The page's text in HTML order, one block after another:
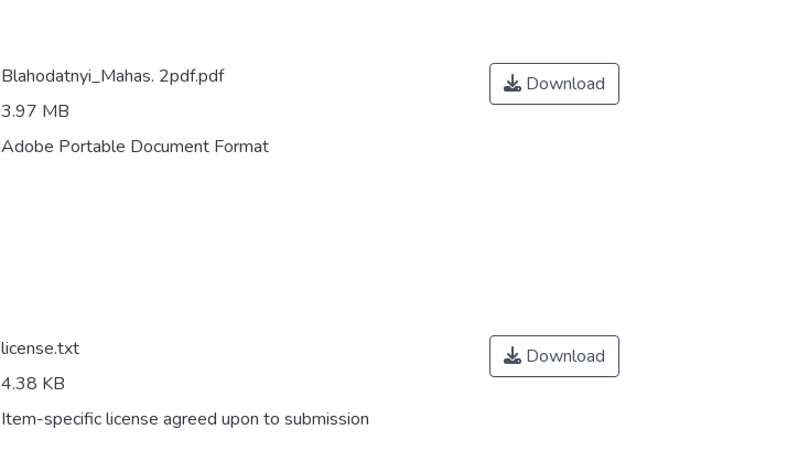
Blahodatnyi_Mahas. 2pdf.pdf
3.97 MB
Adobe Portable Document Format
Download
license.txt
4.38 KB
Item-specific license agreed upon to submission
Download